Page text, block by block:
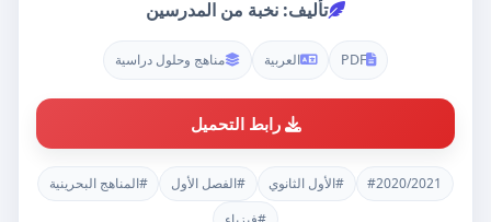
تأليف: نخبة من المدرسين
PDF العربية مناهج وحلول دراسية
رابط التحميل
#2020/2021 #الأول الثانوي #الفصل الأول
#المناهج البحرينية